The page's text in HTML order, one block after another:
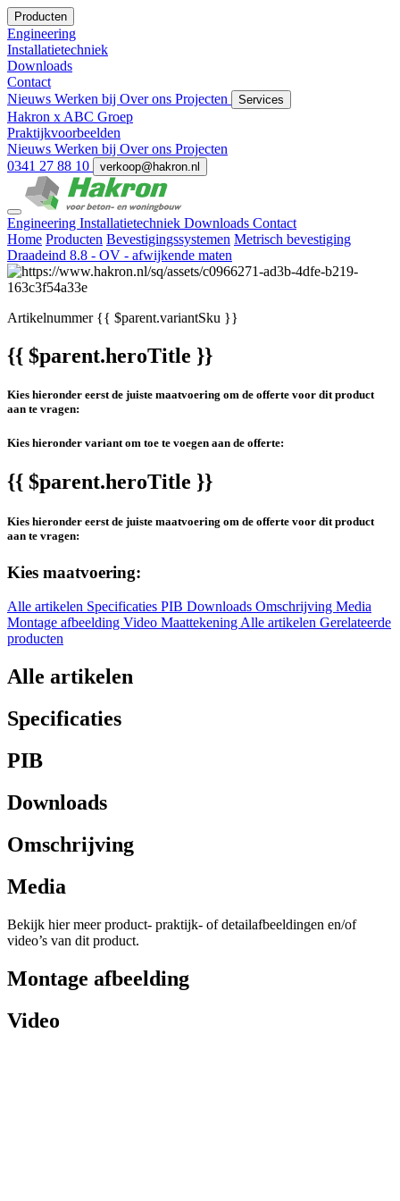
Producten
Engineering
Installatietechniek
Downloads
Contact
Nieuws Werken bij Over ons Projecten Services
Hakron x ABC Groep
Praktijkvoorbeelden
Nieuws Werken bij Over ons Projecten
0341 27 88 10
verkoop@hakron.nl
Engineering Installatietechniek Downloads Contact
Home Producten Bevestigingssystemen Metrisch bevestiging
Draadeind 8.8 - OV - afwijkende maten
Artikelnummer{{ $parent.variantSku }}
{{ $parent.heroTitle }}
Kies hieronder eerst de juiste maatvoering om de offerte voor dit product
aan te vragen:
Kies hieronder variant om toe te voegen aan de offerte:
{{ $parent.heroTitle }}
Kies hieronder eerst de juiste maatvoering om de offerte voor dit product
aan te vragen:
Kies maatvoering:
Alle artikelen Specificaties PIB Downloads Omschrijving Media
Montage afbeelding Video MaattekeningAlle artikelen Gerelateerde
producten
Alle artikelen
Specificaties
PIB
Downloads
Omschrijving
Media
Bekijk hier meer product- praktijk- of detailafbeeldingen en/of
video’s van dit product.
Montage afbeelding
Video